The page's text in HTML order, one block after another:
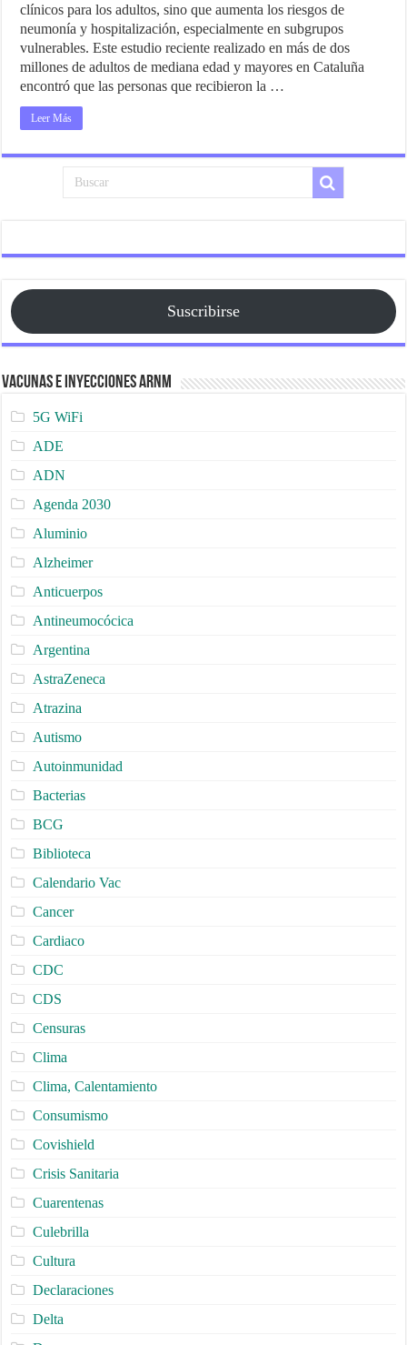
clínicos para los adultos, sino que aumenta los riesgos de
neumonía y hospitalización, especialmente en subgrupos
vulnerables. Este estudio reciente realizado en más de dos
millones de adultos de mediana edad y mayores en Cataluña
encontró que las personas que recibieron la …
Leer Más
Suscribirse
Vacunas e Inyecciones ARNm
5G WiFi
ADE
ADN
Agenda 2030
Aluminio
Alzheimer
Anticuerpos
Antineumocócica
Argentina
AstraZeneca
Atrazina
Autismo
Autoinmunidad
Bacterias
BCG
Biblioteca
Calendario Vac
Cancer
Cardiaco
CDC
CDS
Censuras
Clima
Clima, Calentamiento
Consumismo
Covishield
Crisis Sanitaria
Cuarentenas
Culebrilla
Cultura
Declaraciones
Delta